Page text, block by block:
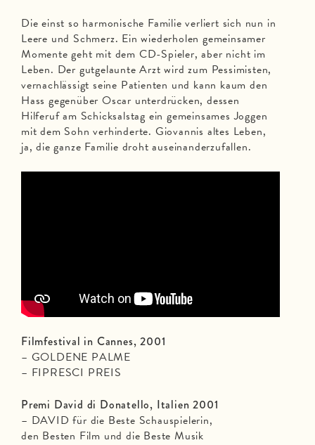
Die einst so harmonische Familie verliert sich nun in
Leere und Schmerz. Ein wiederholen gemeinsamer
Momente geht mit dem CD-Spieler, aber nicht im
Leben. Der gutgelaunte Arzt wird zum Pessimisten,
vernachlässigt seine Patienten und kann kaum den
Hass gegenüber Oscar unterdrücken, dessen
Hilferuf am Schicksalstag ein gemeinsames Joggen
mit dem Sohn verhinderte. Giovannis altes Leben,
ja, die ganze Familie droht auseinanderzufallen.
Filmfestival in Cannes, 2001
– GOLDENE PALME
– FIPRESCI PREIS
Premi David di Donatello, Italien 2001
– DAVID für die Beste Schauspielerin,
den Besten Film und die Beste Musik